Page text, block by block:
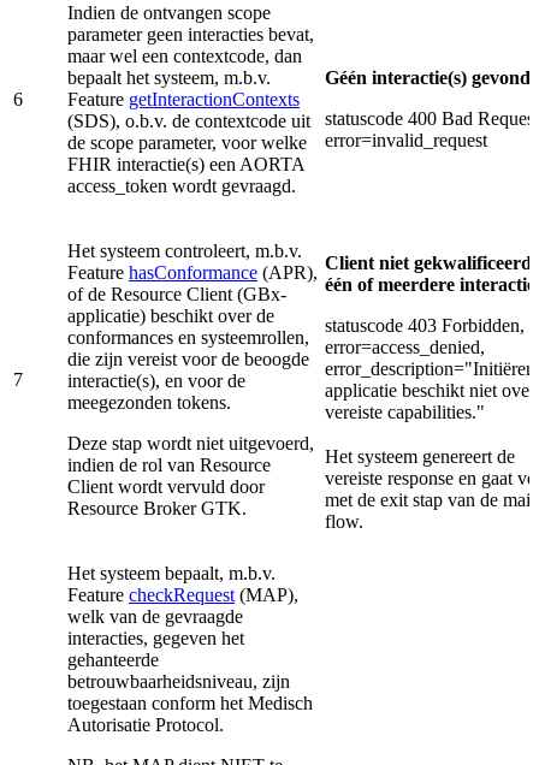
6
Indien de ontvangen scope
parameter geen interacties bevat,
maar wel een contextcode, dan
bepaalt het systeem, m.b.v.
Feature getInteractionContexts
(SDS), o.b.v. de contextcode uit
de scope parameter, voor welke
FHIR interactie(s) een AORTA
access_token wordt gevraagd.
Géén interactie(s)
statuscode 400 Bad
error=invalid_request
7
Het systeem controleert, m.b.v.
Feature hasConformance (APR),
of de Resource Client (GBx-
applicatie) beschikt over de
conformances en systeemrollen,
die zijn vereist voor de beoogde
interactie(s), en voor de
meegezonden tokens.
Deze stap wordt niet uitgevoerd,
indien de rol van Resource
Client wordt vervuld door
Resource Broker GTK.
Client niet gekwalificeerd
één of meerdere
statuscode 403 Forbidden,
error=access_denied,
applicatie beschikt niet over
vereiste capabilities."
Het systeem genereert de
vereiste response en gaat
met de exit stap van de main
flow.
Het systeem bepaalt, m.b.v.
Feature checkRequest (MAP),
welk van de gevraagde
interacties, gegeven het
gehanteerde
betrouwbaarheidsniveau, zijn
toegestaan conform het Medisch
Autorisatie Protocol.